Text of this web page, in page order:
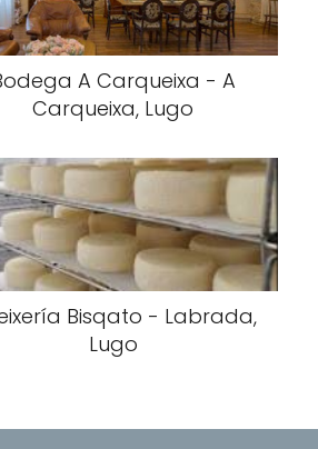
A Carqueixa - A
Carqueixa, Lugo
Bisqato - Labrada,
Lugo